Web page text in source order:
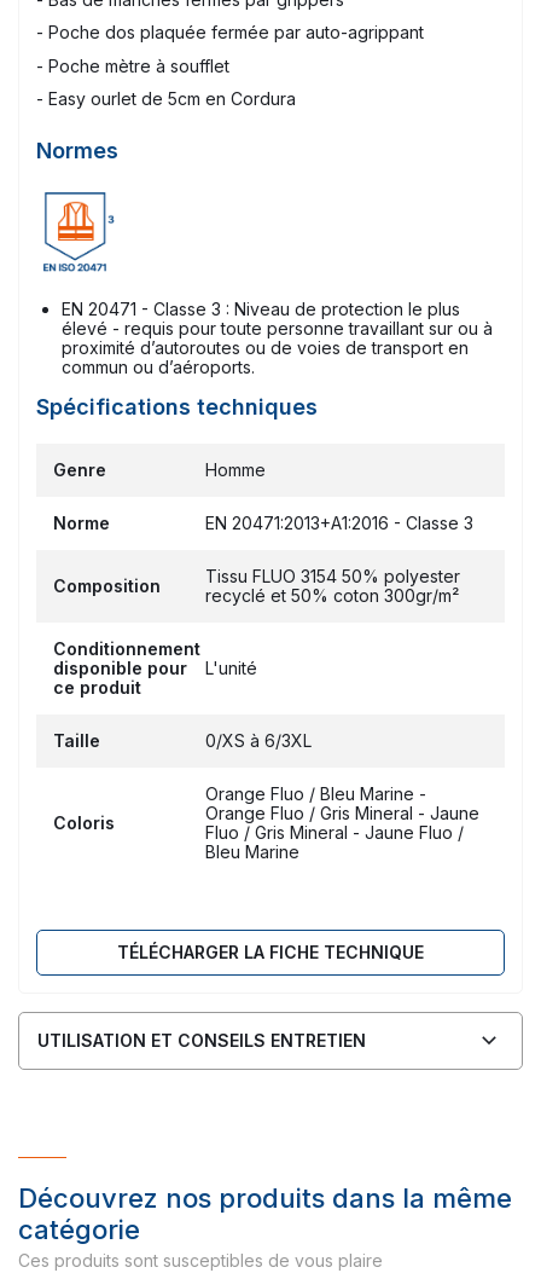
- Poche dos plaquée fermée par auto-agrippant
- Poche mètre à soufflet
- Easy ourlet de 5cm en Cordura
Normes
EN 20471 - Classe 3 : Niveau de protection le plus
élevé - requis pour toute personne travaillant sur ou à
proximité d’autoroutes ou de voies de transport en
commun ou d’aéroports.
Spécifications techniques
Genre Homme
Norme EN 20471:2013+A1:2016 - Classe 3
Composition
Tissu FLUO 3154 50% polyester
recyclé et 50% coton 300gr/m²
Conditionnement
disponible pour
ce produit
L'unité
Taille 0/XS à 6/3XL
Coloris
Orange Fluo / Bleu Marine -
Orange Fluo / Gris Mineral - Jaune
Fluo / Gris Mineral - Jaune Fluo /
Bleu Marine
TÉLÉCHARGER LA FICHE TECHNIQUE
UTILISATION ET CONSEILS ENTRETIEN
Découvrez nos produits dans la même
catégorie
Ces produits sont susceptibles de vous plaire